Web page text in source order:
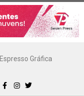
Espresso Gráfica